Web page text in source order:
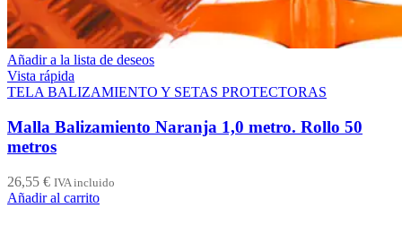
Añadir a la lista de deseos
Vista rápida
TELA BALIZAMIENTO Y SETAS PROTECTORAS
Malla Balizamiento Naranja 1,0 metro. Rollo 50
metros
26,55 € IVA incluido
Añadir al carrito